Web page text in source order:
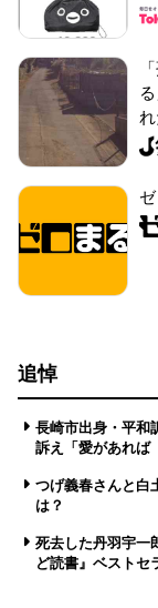
追悼
長崎市出身・平
訴え「愛があれば
つげ義春さんと白
は？
死去した丹羽宇
ど読書』ベストセ